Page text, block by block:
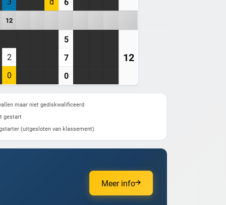
12
5
12
2
7
0 0
maar niet gediskwalificeerd
gestart
(uitgesloten van klassement)
Meer info